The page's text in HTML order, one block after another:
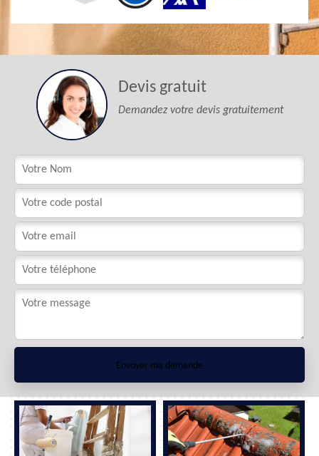
Devis gratuit
Demandez votre devis gratuitement